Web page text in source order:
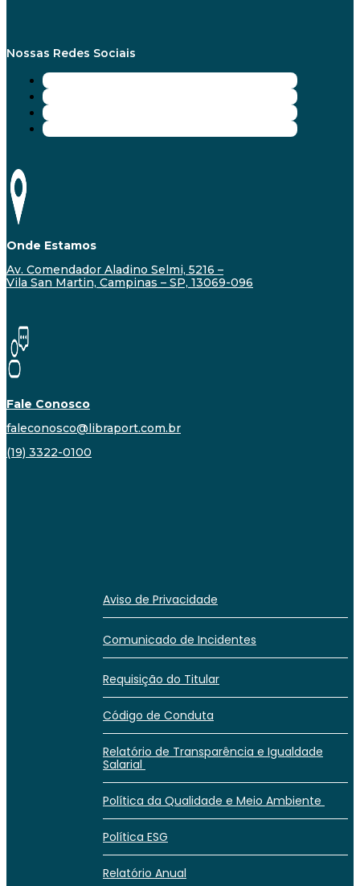
Nossas Redes Sociais
Onde Estamos
Av. Comendador Aladino Selmi, 5216 –
Vila San Martin, Campinas – SP, 13069-096
Fale Conosco
faleconosco@libraport.com.br
(19) 3322-0100
Aviso de Privacidade
Comunicado de Incidentes
Requisição do Titular
Código de Conduta
Relatório de Transparência e Igualdade
Salarial
Política da Qualidade e Meio Ambiente
Política ESG
Relatório Anual